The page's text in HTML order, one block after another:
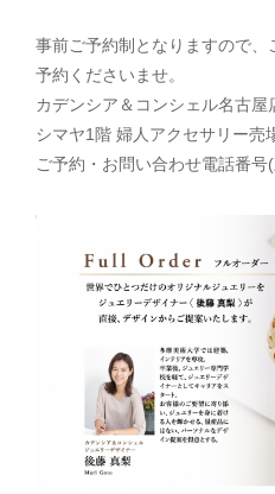
事前ご予約制となりますので
予約くださいませ。
カデンシア＆コンシェル名古
シマヤ1階 婦人アクセサリー売
ご予約・お問い合わせ電話番号